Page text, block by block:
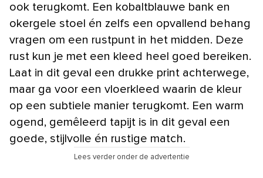
ook terugkomt. Een kobaltblauwe bank en
okergele stoel én zelfs een opvallend behang
vragen om een rustpunt in het midden. Deze
rust kun je met een kleed heel goed bereiken.
Laat in dit geval een drukke print achterwege,
maar ga voor een vloerkleed waarin de kleur
op een subtiele manier terugkomt. Een warm
ogend, gemêleerd tapijt is in dit geval een
goede, stijlvolle én rustige match.
Lees verder onder de advertentie